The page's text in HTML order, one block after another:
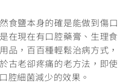
食鹽本身的確是能做到傷口
在現在有口腔藥膏、生理食
品，百百種輕鬆治病方式，
古老卻疼痛的老方法，即使
腔細菌減少的效果。